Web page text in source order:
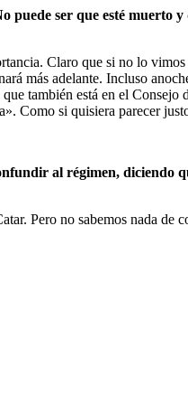
ser que esté muerto
Claro que si no lo
más adelante. Incluso
también está en el
Como si quisiera parecer
al régimen, diciendo
Pero no sabemos nada